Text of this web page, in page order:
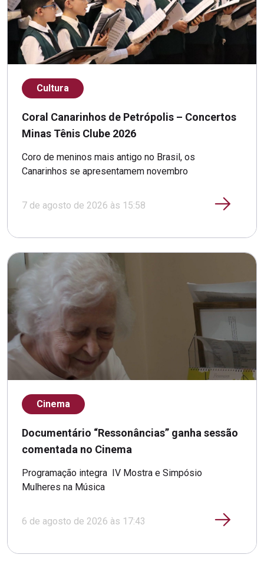
Cultura
Coral Canarinhos de Petrópolis – Concertos
Minas Tênis Clube 2026
Coro de meninos mais antigo no Brasil, os
Canarinhos se apresentamem novembro
7 de agosto de 2026 às 15:58
Cinema
Documentário “Ressonâncias” ganha sessão
comentada no Cinema
Programação integra IV Mostra e Simpósio
Mulheres na Música
6 de agosto de 2026 às 17:43